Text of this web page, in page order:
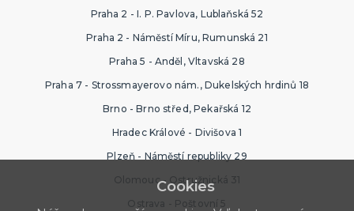
Praha 2 - I. P. Pavlova, Lublaňská 52
Praha 2 - Náměstí Míru, Rumunská 21
Praha 5 - Anděl, Vltavská 28
Praha 7 - Strossmayerovo nám., Dukelských hrdinů 18
Brno - Brno střed, Pekařská 12
Hradec Králové - Divišova 1
Plzeň - Náměstí republiky 29
Olomouc - Ostružnická 31
Ostrava - Poštovní 5
Cookies